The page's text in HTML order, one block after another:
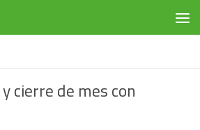
cierre de mes con